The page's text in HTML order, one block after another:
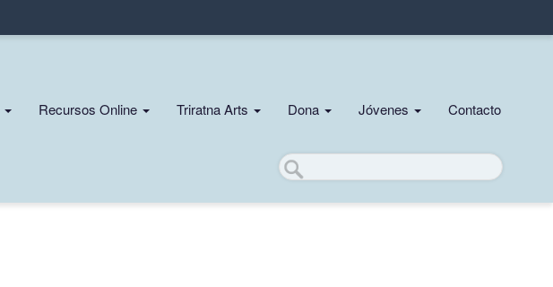
Recursos Online Triratna Arts Dona Jóvenes Contacto
Buscar